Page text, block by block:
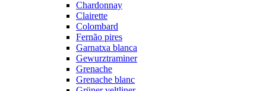
Chardonnay
Clairette
Colombard
Fernão pires
Garnatxa blanca
Gewurztraminer
Grenache
Grenache blanc